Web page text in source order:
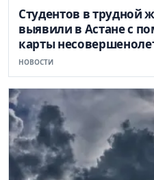
Студентов в трудной
выявили в Астане с
карты
НОВОСТИ